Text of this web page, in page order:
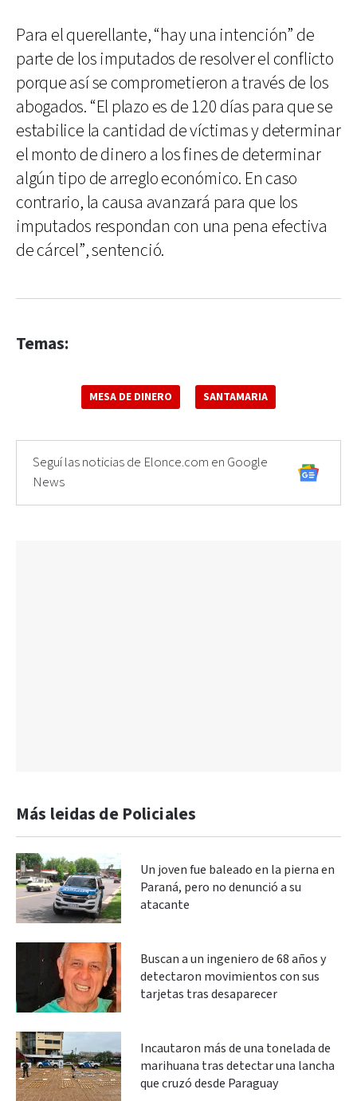
Para el querellante, “hay una intención” de
parte de los imputados de resolver el conflicto
porque así se comprometieron a través de los
abogados. “El plazo es de 120 días para que se
estabilice la cantidad de víctimas y determinar
el monto de dinero a los fines de determinar
algún tipo de arreglo económico. En caso
contrario, la causa avanzará para que los
imputados respondan con una pena efectiva
de cárcel”, sentenció.
Temas:
MESA DE DINERO SANTAMARIA
Seguí las noticias de Elonce.com en Google
News
Más leidas de Policiales
Un joven fue baleado en la pierna en
Paraná, pero no denunció a su
atacante
Buscan a un ingeniero de 68 años y
detectaron movimientos con sus
tarjetas tras desaparecer
Incautaron más de una tonelada de
marihuana tras detectar una lancha
que cruzó desde Paraguay